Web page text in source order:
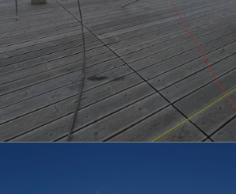
Una
ser dos cuerpos que
Una cuerda
coreografía grupal que